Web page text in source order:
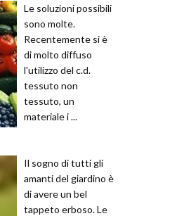
Le soluzioni possibili
sono molte.
Recentemente si è
di molto diffuso
l'utilizzo del c.d.
tessuto non
tessuto, un
materiale i ...
Il sogno di tutti gli
amanti del giardino è
di avere un bel
tappeto erboso. Le